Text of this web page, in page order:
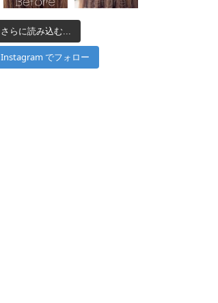
さらに読み込む...
Instagram でフォロー